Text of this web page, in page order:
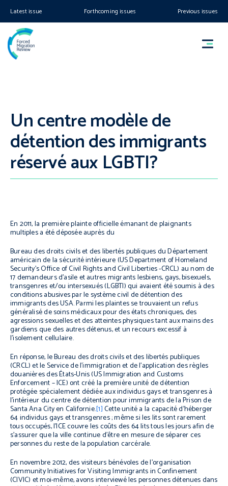
Latest issue Forthcoming issues Previous issues
Un centre modèle de
détention des immigrants
réservé aux LGBTI?
En 2011, la première plainte officielle émanant de plaignants
multiples a été déposée auprès du
Bureau des droits civils et des libertés publiques du Département
américain de la sécurité intérieure (US Department of Homeland
Security’s Office of Civil Rights and Civil Liberties -CRCL) au nom de
17 demandeurs d’asile et autres migrants lesbiens, gays, bisexuels,
transgenres et/ou intersexués (LGBTI) qui avaient été soumis à des
conditions abusives par le système civil de détention des
immigrants des USA. Parmi les plaintes se trouvaient un refus
généralisé de soins médicaux pour des états chroniques, des
agressions sexuelles et des atteintes physiques tant aux mains des
gardiens que des autres détenus, et un recours excessif à
l’isolement cellulaire.
En réponse, le Bureau des droits civils et des libertés publiques
(CRCL) et le Service de l'immigration et de l'application des règles
douanières des États-Unis (US Immigration and Customs
Enforcement – ICE) ont créé la première unité de détention
protégée spécialement dédiée aux individus gays et transgenres à
l’intérieur du centre de détention pour immigrants de la Prison de
Santa Ana City en Californie.[1]Cette unité a la capacité d’héberger
64 individus gays et transgenres ; même si les lits sont rarement
tous occupés, l’ICE couvre les coûts des 64 lits tous les jours afin de
s’assurer que la ville continue d’être en mesure de séparer ces
personnes du reste de la population carcérale.
En novembre 2012, des visiteurs bénévoles de l’organisation
Community Initiatives for Visiting Immigrants in Confinement
(CIVIC) et moi-même, avons interviewé les personnes détenues dans